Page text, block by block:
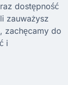
dostępność
zauważysz
zachęcamy do
i